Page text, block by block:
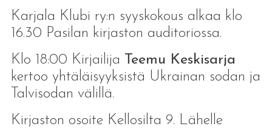
Karjala Klubi ry:n syyskokous alkaa klo
16.30 Pasilan kirjaston auditoriossa.
Klo 18:00 Kirjailija
Teemu Keskisarja
kertoo yhtäläisyyksistä Ukrainan sodan ja
Talvisodan välillä.
Kirjaston osoite Kellosilta 9. Lähelle